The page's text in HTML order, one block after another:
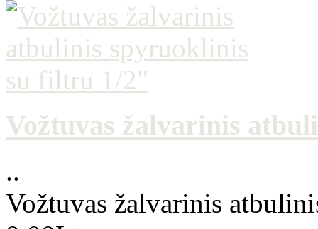
Vožtuvas žalvarinis
..
Vožtuvas žalvarinis